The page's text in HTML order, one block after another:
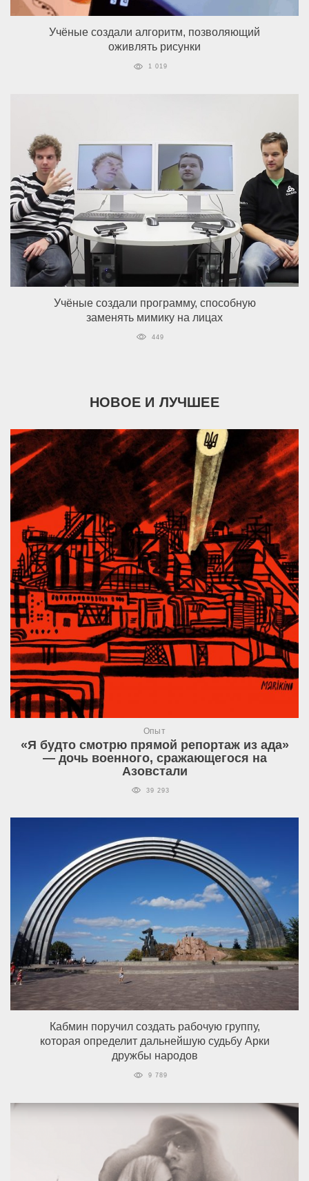
Учёные создали алгоритм, позволяющий
оживлять рисунки
1 019
Учёные создали программу, способную
заменять мимику на лицах
449
НОВОЕ И ЛУЧШЕЕ
Опыт
«Я будто смотрю прямой репортаж из ада»
— дочь военного, сражающегося на
Азовстали
39 293
Кабмин поручил создать рабочую группу,
которая определит дальнейшую судьбу Арки
дружбы народов
9 789